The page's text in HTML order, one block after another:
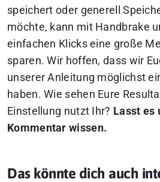
speichert oder generell
möchte, kann mit Handbrake
einfachen Klicks eine große
sparen. Wir hoffen, dass wir
unserer Anleitung möglichst
haben. Wie sehen Eure
Einstellung nutzt Ihr? Lasst es
Kommentar wissen.
Das könnte dich auch